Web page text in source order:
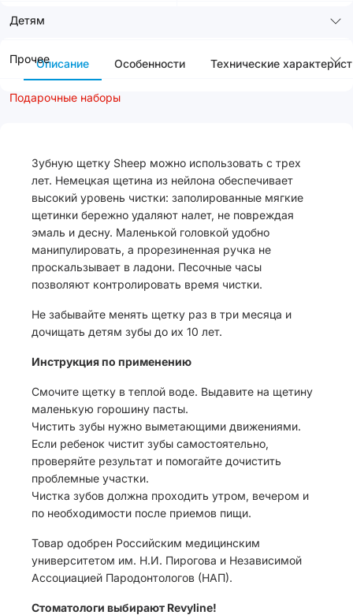
Детям
Прочее
Подарочные наборы
Описание Особенности Технические
Зубную щетку Sheep можно использовать с трех
лет. Немецкая щетина из нейлона обеспечивает
высокий уровень чистки: заполированные мягкие
щетинки бережно удаляют налет, не повреждая
эмаль и десну. Маленькой головкой удобно
манипулировать, а прорезиненная ручка не
проскальзывает в ладони. Песочные часы
позволяют контролировать время чистки.
Не забывайте менять щетку раз в три месяца и
дочищать детям зубы до их 10 лет.
Инструкция по применению
Смочите щетку в теплой воде. Выдавите на щетину
маленькую горошину пасты.
Чистить зубы нужно выметающими движениями.
Если ребенок чистит зубы самостоятельно,
проверяйте результат и помогайте дочистить
проблемные участки.
Чистка зубов должна проходить утром, вечером и
по необходимости после приемов пищи.
Товар одобрен Российским медицинским
университетом им. Н.И. Пирогова и Независимой
Ассоциацией Пародонтологов (НАП).
Стоматологи выбирают Revyline!